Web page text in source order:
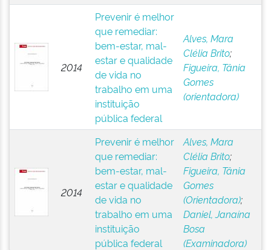
2014
Prevenir é melhor
que remediar:
bem-estar, mal-
estar e qualidade
de vida no
trabalho em uma
instituição
pública federal
Alves, Mara
Clélia Brito;
Figueira, Tânia
Gomes
(orientadora)
2014
Prevenir é melhor
que remediar:
bem-estar, mal-
estar e qualidade
de vida no
trabalho em uma
instituição
pública federal
Alves, Mara
Clélia Brito;
Figueira, Tânia
Gomes
(Orientadora);
Daniel, Janaína
Bosa
(Examinadora)